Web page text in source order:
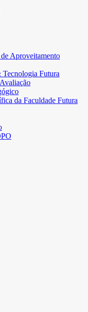
Aproveitamento
Futura
da Faculdade Futura